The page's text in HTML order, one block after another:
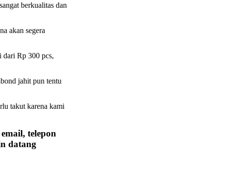
berkualitas dan
akan segera
dari Rp 300 pcs,
jahit pun tentu
takut karena kami
telepon
datang